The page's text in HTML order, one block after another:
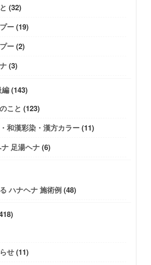
(32)
ー(19)
ー(2)
(3)
編(143)
こと (123)
和漢彩染・漢方カラー(11)
足湯ヘナ(6)
ハナヘナ 施術例(48)
せ(11)